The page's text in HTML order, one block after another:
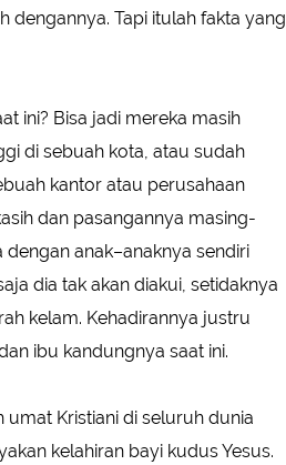
dengannya. Tapi itulah fakta yang
ini? Bisa jadi mereka masih
di sebuah kota, atau sudah
kantor atau perusahaan
dan pasangannya masing-
anak–anaknya sendiri
dia tak akan diakui, setidaknya
kelam. Kehadirannya justru
ibu kandungnya saat ini.
Kristiani di seluruh dunia
kelahiran bayi kudus Yesus.